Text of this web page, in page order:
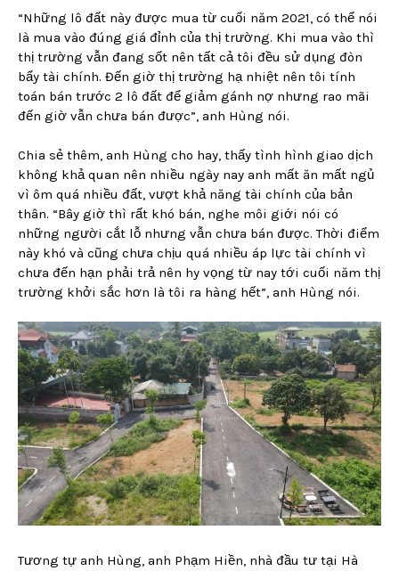
“Những lô đất này được mua từ cuối năm 2021, có thể nói
là mua vào đúng giá đỉnh của thị trường. Khi mua vào thì
thị trường vẫn đang sốt nên tất cả tôi đều sử dụng đòn
bẩy tài chính. Đến giờ thị trường hạ nhiệt nên tôi tính
toán bán trước 2 lô đất để giảm gánh nợ nhưng rao mãi
đến giờ vẫn chưa bán được”, anh Hùng nói.
Chia sẻ thêm, anh Hùng cho hay, thấy tình hình giao dịch
không khả quan nên nhiều ngày nay anh mất ăn mất ngủ
vì ôm quá nhiều đất, vượt khả năng tài chính của bản
thân. “Bây giờ thì rất khó bán, nghe môi giới nói có
những người cắt lỗ nhưng vẫn chưa bán được. Thời điểm
này khó và cũng chưa chịu quá nhiều áp lực tài chính vì
chưa đến hạn phải trả nên hy vọng từ nay tới cuối năm thị
trường khởi sắc hơn là tôi ra hàng hết”, anh Hùng nói.
Tương tự anh Hùng, anh Phạm Hiền, nhà đầu tư tại Hà